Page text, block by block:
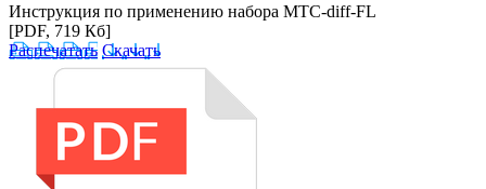
Инструкция по применению набора MTC-diff-FL
[PDF, 719 Кб]
Распечатать Скачать